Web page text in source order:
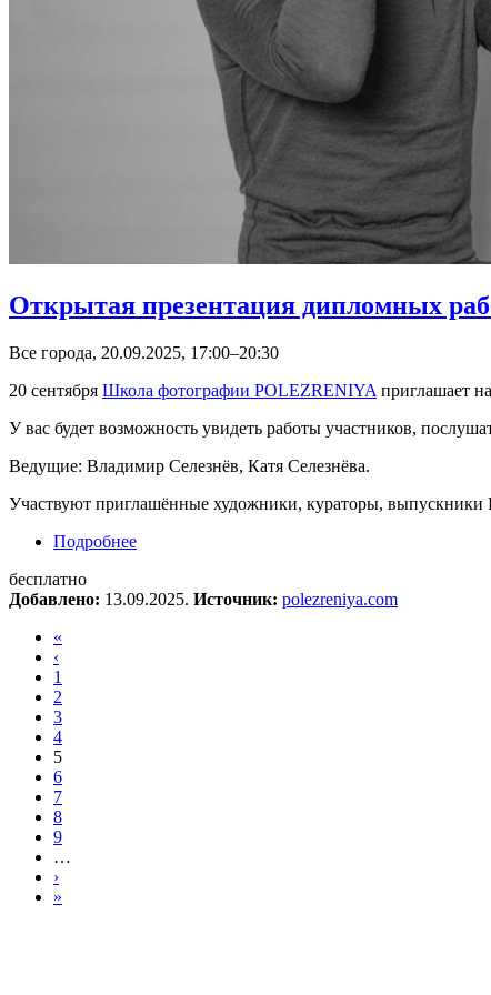
Открытая презентация дипломных
Все города, 20.09.2025, 17:00–20:30
20 сентября Школа фотографии POLEZRENIYA приглашает на
У вас будет возможность увидеть работы участников,
Ведущие: Владимир Селезнёв, Катя Селезнёва.
Участвуют приглашённые художники, кураторы, выпускники
Подробнее
бесплатно
Добавлено: 13.09.2025. Источник: polezreniya.com
«
‹
1
2
3
4
5
6
7
8
9
…
›
»